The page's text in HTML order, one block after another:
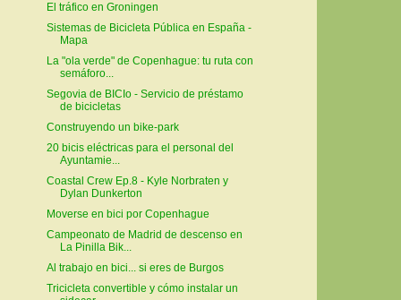
El tráfico en Groningen
Sistemas de Bicicleta Pública en España -
Mapa
La "ola verde" de Copenhague: tu ruta con
semáforo...
Segovia de BICIo - Servicio de préstamo
de bicicletas
Construyendo un bike-park
20 bicis eléctricas para el personal del
Ayuntamie...
Coastal Crew Ep.8 - Kyle Norbraten y
Dylan Dunkerton
Moverse en bici por Copenhague
Campeonato de Madrid de descenso en
La Pinilla Bik...
Al trabajo en bici... si eres de Burgos
Tricicleta convertible y cómo instalar un